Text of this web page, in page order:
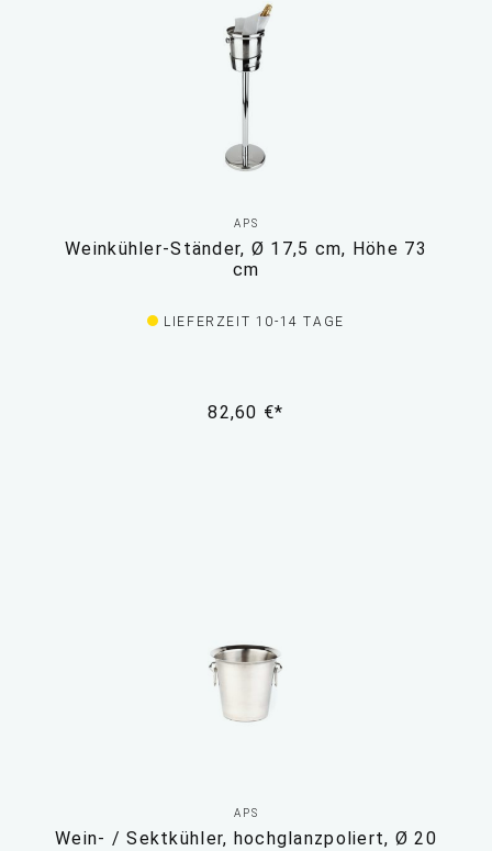
APS
Weinkühler-Ständer, Ø 17,5 cm, Höhe 73
cm
LIEFERZEIT 10-14 TAGE
82,60 €*
APS
Wein- / Sektkühler, hochglanzpoliert, Ø 20